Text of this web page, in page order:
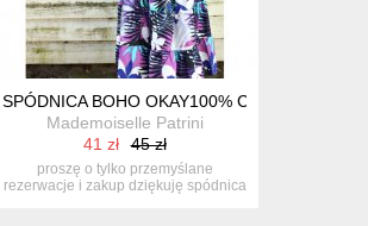
SPÓDNICA BOHO OKAY100% COTTON
Mademoiselle Patrini
41 zł
45 zł
proszę o tylko przemyślane
rezerwacje i zakup dziękuję spódnica